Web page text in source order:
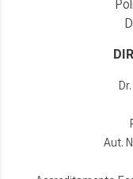
Aut.